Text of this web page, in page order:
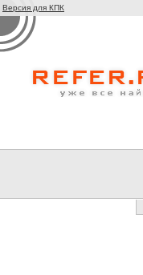
Версия для КПК